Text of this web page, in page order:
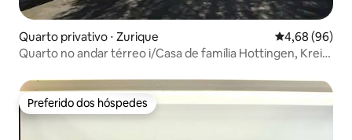
Quarto privativo ⋅ Zurique 4,68 de uma
4,68 (96)
Quarto no andar térreo i/Casa de família Hottingen, Kreis
Preferido dos hóspedes
Preferido dos hóspedes